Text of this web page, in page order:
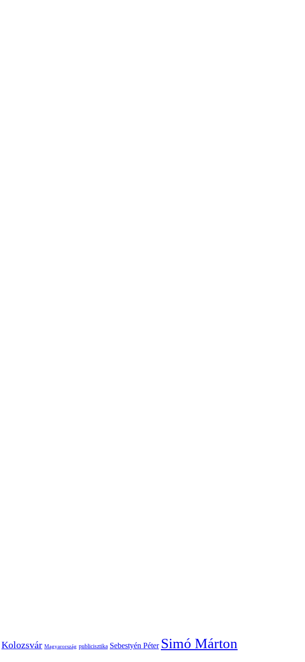
Kolozsvár Magyarország publicisztika Sebestyén Péter Simó Márton